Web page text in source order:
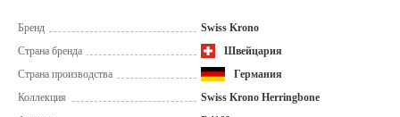
Бренд
Swiss Krono
Страна бренда
Швейцария
Страна производства
Германия
Коллекция
Swiss Krono Herringbone